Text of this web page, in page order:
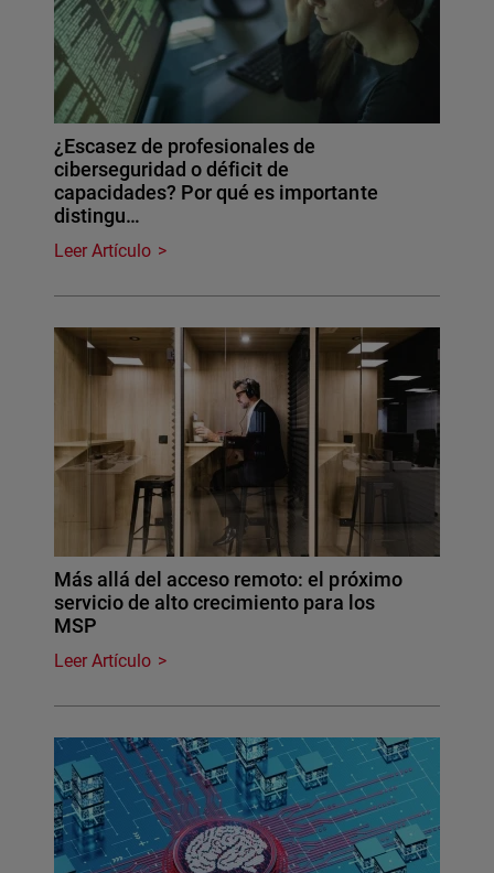
¿Escasez de profesionales de
ciberseguridad o déficit de
capacidades? Por qué es importante
distingu…
Leer Artículo
Más allá del acceso remoto: el próximo
servicio de alto crecimiento para los
MSP
Leer Artículo